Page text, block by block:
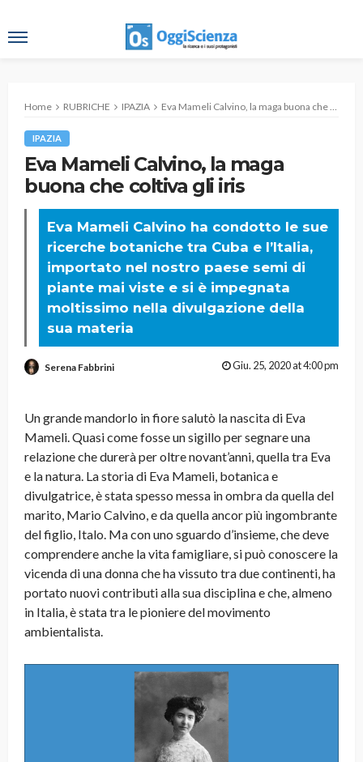
Home RUBRICHE IPAZIA Eva Mameli Calvino, la maga buona che coltiva gli iris
IPAZIA
Eva Mameli Calvino, la maga
buona che coltiva gli iris
Eva Mameli Calvino ha condotto le sue
ricerche botaniche tra Cuba e l’Italia,
importato nel nostro paese semi di
piante mai viste e si è impegnata
moltissimo nella divulgazione della
sua materia
Serena Fabbrini Giu. 25, 2020 at 4:00 pm
Un grande mandorlo in fiore salutò la nascita di Eva
Mameli. Quasi come fosse un sigillo per segnare una
relazione che durerà per oltre novant’anni, quella tra Eva
e la natura. La storia di Eva Mameli, botanica e
divulgatrice, è stata spesso messa in ombra da quella del
marito, Mario Calvino, e da quella ancor più ingombrante
del figlio, Italo. Ma con uno sguardo d’insieme, che deve
comprendere anche la vita famigliare, si può conoscere la
vicenda di una donna che ha vissuto tra due continenti, ha
portato nuovi contributi alla sua disciplina e che, almeno
in Italia, è stata tra le pioniere del movimento
ambientalista.